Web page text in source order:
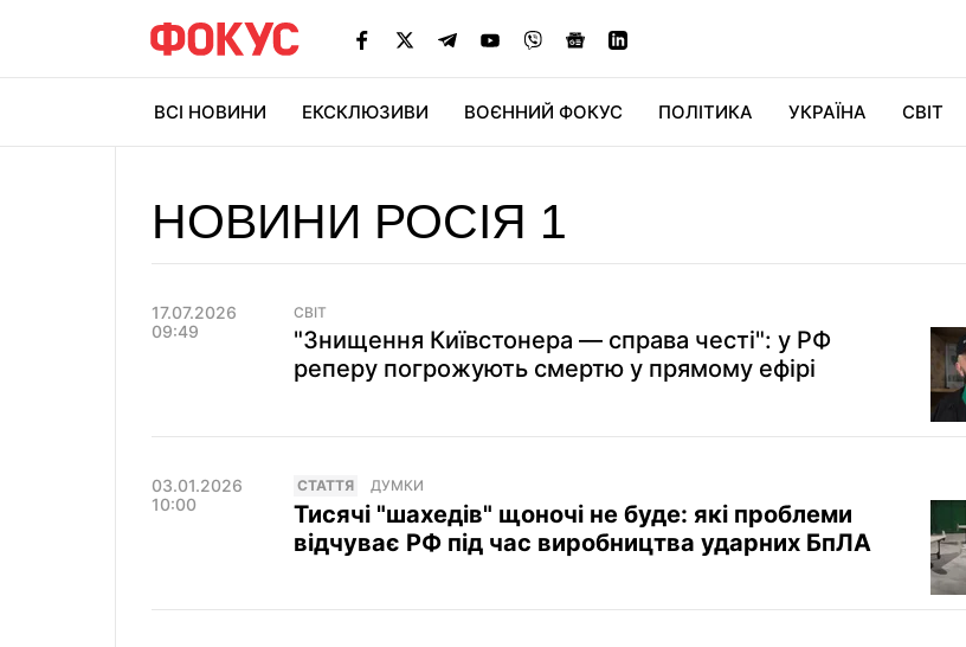
ВСІ НОВИНИ ЕКСКЛЮЗИВИ ВОЄННИЙ ФОКУС ПОЛІТИКА УКРАЇНА СВІТ
НОВИНИ РОСІЯ 1
17.07.2026
09:49
СВІТ
"Знищення Київстонера — справа честі": у РФ
реперу погрожують смертю у прямому ефірі
03.01.2026
10:00
СТАТТЯ ДУМКИ
Тисячі "шахедів" щоночі не буде: які проблеми
відчуває РФ під час виробництва ударних БпЛА